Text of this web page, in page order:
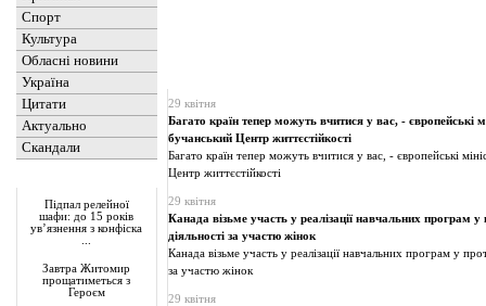
Спорт
Культура
Обласні новини
Україна
Цитати
Актуально
Скандали
Підпал релейної
шафи: до 15 років
ув’язнення з конфіска
Завтра Житомир
прощатиметься з
Героєм
29 квітня
Багато країн тепер можуть вчитися у вас, - європейські
бучанський Центр життєстійкості
Багато країн тепер можуть вчитися у вас, - європейські
Центр життєстійкості
29 квітня
Канада візьме участь у реалізації навчальних програм у
діяльності за участю жінок
Канада візьме участь у реалізації навчальних програм у
за участю жінок
29 квітня